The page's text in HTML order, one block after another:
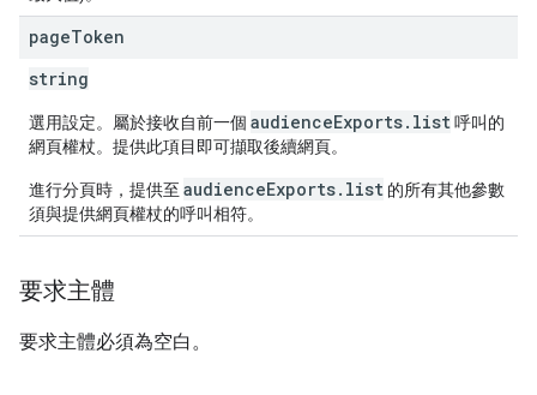
pageToken
string
選用設定。屬於接收自前一個 audienceExports.list呼叫的
網頁權杖。提供此項目即可擷取後續網頁。
進行分頁時，提供至 audienceExports.list 的所有其他參數
須與提供網頁權杖的呼叫相符。
要求主體
要求主體必須為空白。